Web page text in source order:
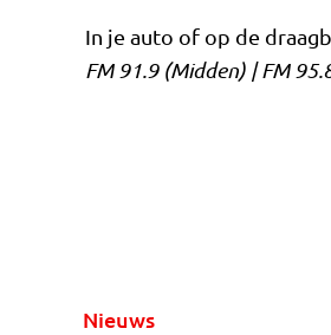
In je auto of op de
FM 91.9 (Midden) | FM
Nieuws